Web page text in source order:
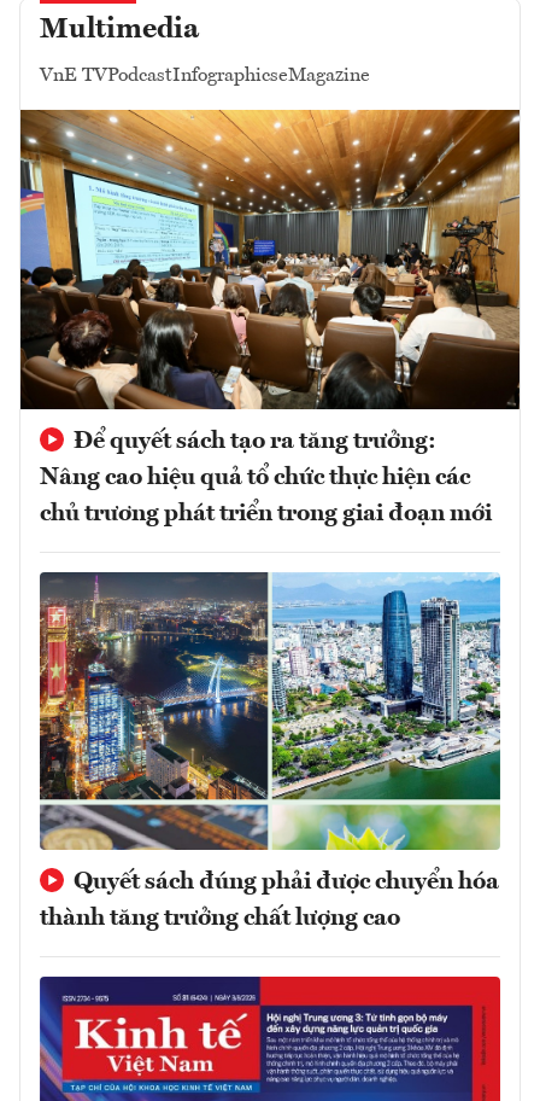
Multimedia
VnE TVPodcastInfographicseMagazine
Để quyết sách tạo ra tăng trưởng:
Nâng cao hiệu quả tổ chức thực hiện các
chủ trương phát triển trong giai đoạn mới
Quyết sách đúng phải được chuyển hóa
thành tăng trưởng chất lượng cao